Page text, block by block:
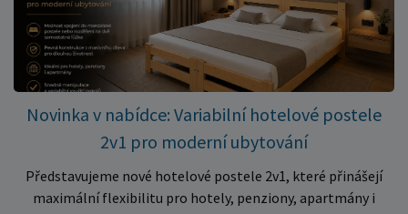
kvalitní matraci za cenu, která patří k nejvýhodnějším na
trhu. Akce platí pouze do vyprodání zásob. Nakupujte chytře a
ušetřete!
Novinka v nabídce: Variabilní hotelové postele
2v1 pro moderní ubytování
Představujeme nové hotelové postele 2v1, které přinášejí
maximální flexibilitu pro hotely, penziony, apartmány i